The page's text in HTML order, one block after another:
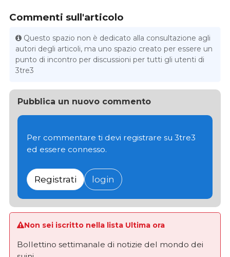
Commenti sull'articolo
Questo spazio non è dedicato alla consultazione agli
autori degli articoli, ma uno spazio creato per essere un
punto di incontro per discussioni per tutti gli utenti di
3tre3
Pubblica un nuovo commento
Per commentare ti devi registrare su 3tre3
ed essere connesso.
Registrati login
Non sei iscritto nella lista Ultima ora
Bollettino settimanale di notizie del mondo dei